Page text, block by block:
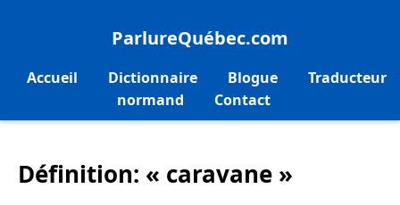
ParlureQuébec.com
Accueil Dictionnaire Blogue
Traducteur
normand
Contact
Définition: « caravane »